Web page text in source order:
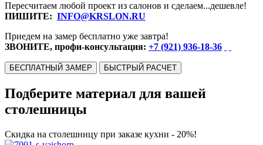
Пересчитаем любой проект из салонов и сделаем...дешевле!
ПИШИТЕ: INFO@KRSLON.RU
Приедем на замер бесплатно уже завтра!
ЗВОНИТЕ, профи-консультация: +7 (921) 936-18-36
БЕСПЛАТНЫЙ ЗАМЕР БЫСТРЫЙ РАСЧЕТ
Подберите материал для вашей
столешницы
Скидка на столешницу при заказе кухни - 20%!